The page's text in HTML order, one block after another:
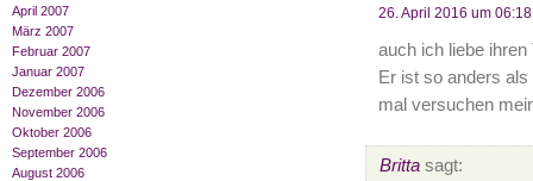
April 2007
März 2007
Februar 2007
Januar 2007
Dezember 2006
November 2006
Oktober 2006
September 2006
August 2006
26. April 2016 um 06:18
auch ich liebe ihren
Er ist so anders
mal versuchen
Brittasagt: